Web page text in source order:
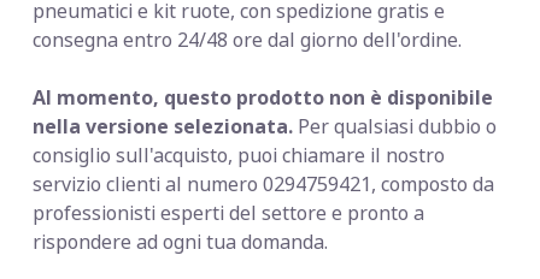
pneumatici e kit ruote, con spedizione gratis e
consegna entro 24/48 ore dal giorno dell'ordine.
Al momento, questo prodotto non è disponibile
nella versione selezionata. Per qualsiasi dubbio o
consiglio sull'acquisto, puoi chiamare il nostro
servizio clienti al numero 0294759421, composto da
professionisti esperti del settore e pronto a
rispondere ad ogni tua domanda.